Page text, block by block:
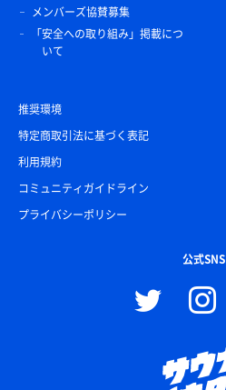
メンバーズ協賛募集
「安全への取り組み」掲載につ
いて
推奨環境
特定商取引法に基づく表記
利用規約
コミュニティガイドライン
プライバシーポリシー
公式SNS